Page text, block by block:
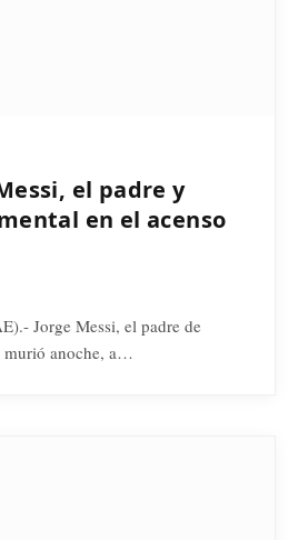
el padre y
en el acenso
Jorge Messi, el padre de
murió anoche, a…